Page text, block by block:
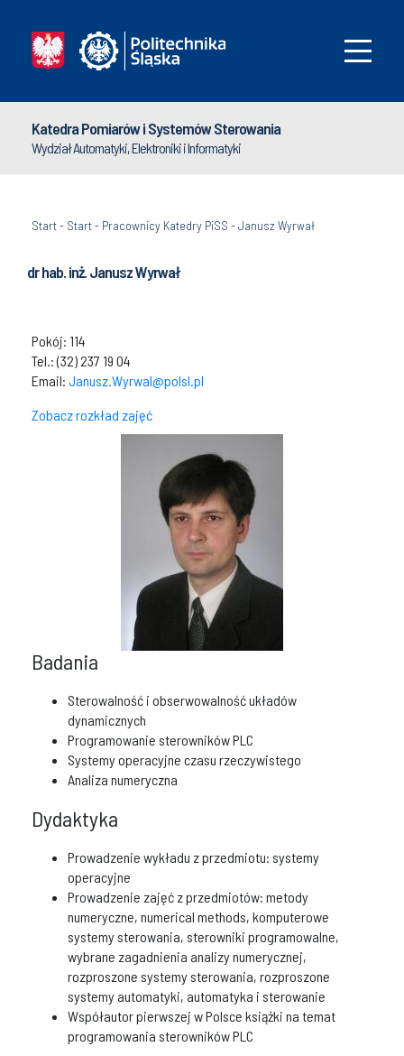
Katedra Pomiarów i Systemów Sterowania
Wydział Automatyki, Elektroniki i Informatyki
Start- Start- Pracownicy Katedry PiSS -Janusz Wyrwał
dr hab. inż. Janusz Wyrwał
Pokój: 114
Tel.: (32) 237 19 04
Email: Janusz.Wyrwal@polsl.pl
Zobacz rozkład zajęć
Badania
Sterowalność i obserwowalność układów
dynamicznych
Programowanie sterowników PLC
Systemy operacyjne czasu rzeczywistego
Analiza numeryczna
Dydaktyka
Prowadzenie wykładu z przedmiotu: systemy
operacyjne
Prowadzenie zajęć z przedmiotów: metody
numeryczne, numerical methods, komputerowe
systemy sterowania, sterowniki programowalne,
wybrane zagadnienia analizy numerycznej,
rozproszone systemy sterowania, rozproszone
systemy automatyki, automatyka i sterowanie
Współautor pierwszej w Polsce książki na temat
programowania sterowników PLC